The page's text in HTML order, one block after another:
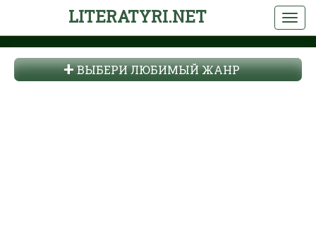
LITERATYRI.NET
ВЫБЕРИ ЛЮБИМЫЙ ЖАНР